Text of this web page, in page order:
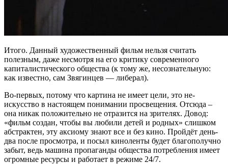
Итого. Данный художественный фильм нельзя считать
полезным, даже несмотря на его критику современного
капиталистического общества (к тому же, несознательную:
как известно, сам Звягинцев — либерал).
Во-первых, потому что картина не имеет цели, это не-
искусство в настоящем понимании просвещения. Отсюда –
она никак положительно не отразится на зрителях. Довод:
«фильм создан, чтобы вы любили детей и родных» слишком
абстрактен, эту аксиому знают все и без кино. Пройдёт день-
два после просмотра, и посыл киноленты будет благополучно
забыт, ведь машина пропаганды общества потребления имеет
огромные ресурсы и работает в режиме 24/7.